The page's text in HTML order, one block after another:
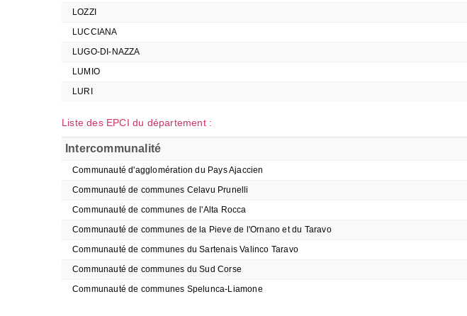
LOZZI
LUCCIANA
LUGO-DI-NAZZA
LUMIO
LURI
Liste des EPCI du département :
Intercommunalité
Communauté d'agglomération du Pays Ajaccien
Communauté de communes Celavu Prunelli
Communauté de communes de l'Alta Rocca
Communauté de communes de la Pieve de l'Ornano et du Taravo
Communauté de communes du Sartenais Valinco Taravo
Communauté de communes du Sud Corse
Communauté de communes Spelunca-Liamone